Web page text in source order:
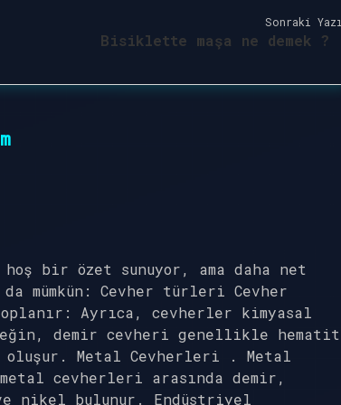
Sonraki
Bisiklette maşa ne demek ?
bir özet sunuyor, ama daha net
mümkün: Cevher türleri Cevher
Ayrıca, cevherler kimyasal
demir cevheri genellikle hematit
oluşur. Metal Cevherleri . Metal
cevherleri arasında demir,
nikel bulunur. Endüstriyel